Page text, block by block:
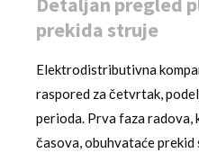
prekida struje
Elektrodistributivna
raspored za četvrtak,
perioda. Prva faza
časova, obuhvataće prekid